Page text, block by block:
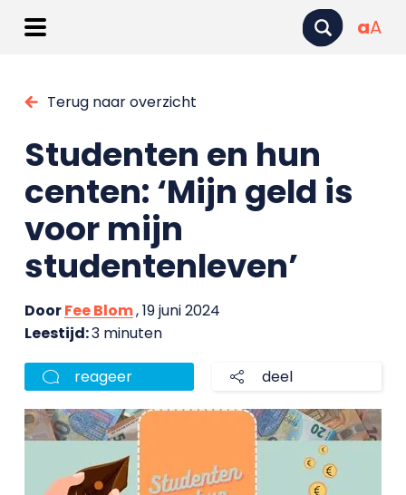
aA
Terug naar overzicht
Studenten en hun
centen: ‘Mijn geld is
voor mijn
studentenleven’
DoorFee Blom, 19 juni 2024
Leestijd:3 minuten
reageer deel